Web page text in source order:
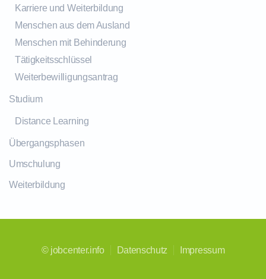
Karriere und Weiterbildung
Menschen aus dem Ausland
Menschen mit Behinderung
Tätigkeitsschlüssel
Weiterbewilligungsantrag
Studium
Distance Learning
Übergangsphasen
Umschulung
Weiterbildung
© jobcenter.info Datenschutz Impressum